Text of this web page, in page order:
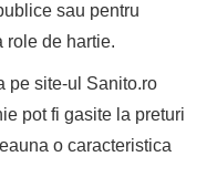
sau pentru
role de hartie.
pe site-ul Sanito.ro
pot fi gasite la preturi
o caracteristica